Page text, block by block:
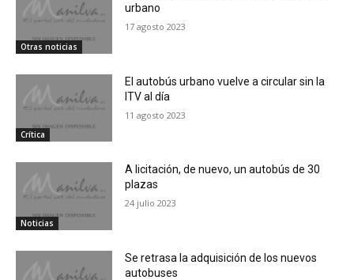
Otras noticias
urbano
17 agosto 2023
Crítica
El autobús urbano vuelve a circular sin la
ITV al día
11 agosto 2023
Noticias
A licitación, de nuevo, un autobús de 30
plazas
24 julio 2023
Se retrasa la adquisición de los nuevos
autobuses